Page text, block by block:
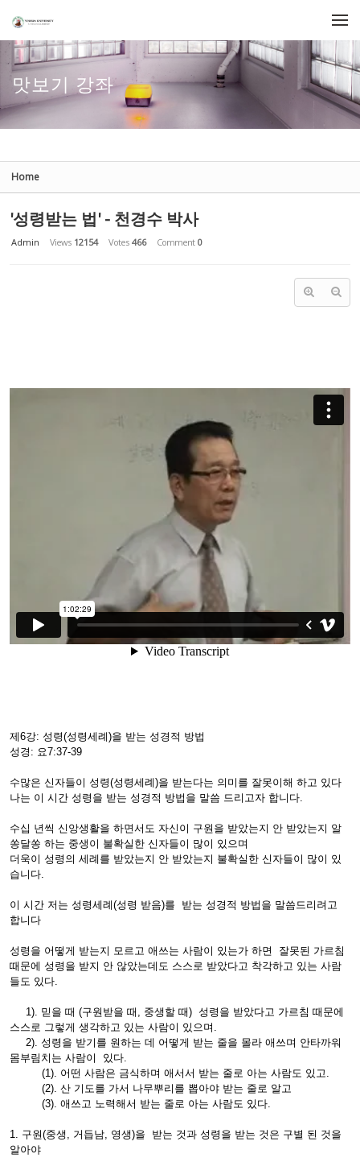
맛보기 강좌
Home
'성령받는 법' - 천경수 박사
Admin Views 12154 Votes 466 Comment 0
제6강: 성령(성령세례)을 받는 성경적 방법
성경: 요7:37-39
수많은 신자들이 성령(성령세례)을 받는다는 의미를 잘못이해 하고 있다
나는 이 시간 성령을 받는 성경적 방법을 말씀 드리고자 합니다.
수십 년씩 신앙생활을 하면서도 자신이 구원을 받았는지 안 받았는지 알
쏭달쏭 하는 중생이 불확실한 신자들이 많이 있으며
더욱이 성령의 세례를 받았는지 안 받았는지 불확실한 신자들이 많이 있
습니다.
이 시간 저는 성령세례(성령 받음)를 받는 성경적 방법을 말씀드리려고
합니다
성령을 어떻게 받는지 모르고 애쓰는 사람이 있는가 하면 잘못된 가르침
때문에 성령을 받지 안 않았는데도 스스로 받았다고 착각하고 있는 사람
들도 있다.
1). 믿을 때 (구원받을 때, 중생할 때) 성령을 받았다고 가르침 때문에
스스로 그렇게 생각하고 있는 사람이 있으며.
2). 성령을 받기를 원하는 데 어떻게 받는 줄을 몰라 애쓰며 안타까워
몸부림치는 사람이 있다.
(1). 어떤 사람은 금식하며 애서서 받는 줄로 아는 사람도 있고.
(2). 산 기도를 가서 나무뿌리를 뽑아야 받는 줄로 알고
(3). 애쓰고 노력해서 받는 줄로 아는 사람도 있다.
1. 구원(중생, 거듭남, 영생)을 받는 것과 성령을 받는 것은 구별 된 것을
알아야